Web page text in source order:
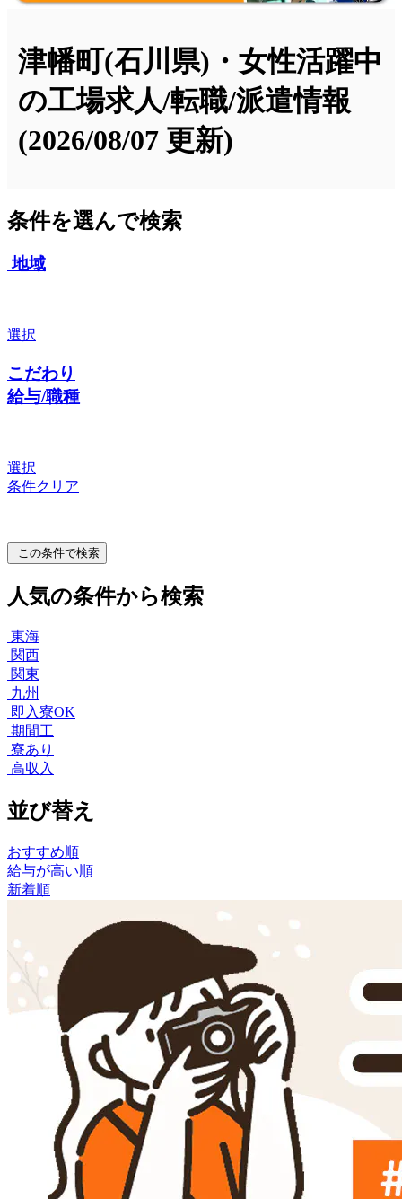
津幡町(石川県)・女性活躍中
の工場求人/転職/派遣情報
(2026/08/07 更新)
条件を選んで検索
地域
選択
こだわり
給与/職種
選択
条件クリア
この条件で検索
人気の条件から検索
東海
関西
関東
九州
即入寮OK
期間工
寮あり
高収入
並び替え
おすすめ順
給与が高い順
新着順